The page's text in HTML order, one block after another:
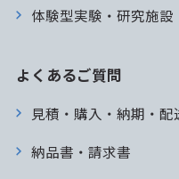
体験型実験・研究施設
よくあるご質問
見積・購入・納期・配
納品書・請求書